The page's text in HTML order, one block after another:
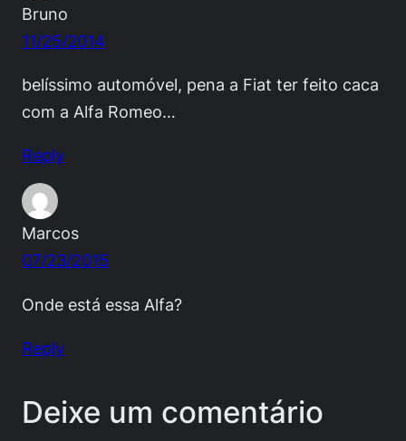
Bruno
11/25/2014
belíssimo automóvel, pena a Fiat ter feito caca
com a Alfa Romeo…
Reply
Marcos
07/23/2015
Onde está essa Alfa?
Reply
Deixe um comentário